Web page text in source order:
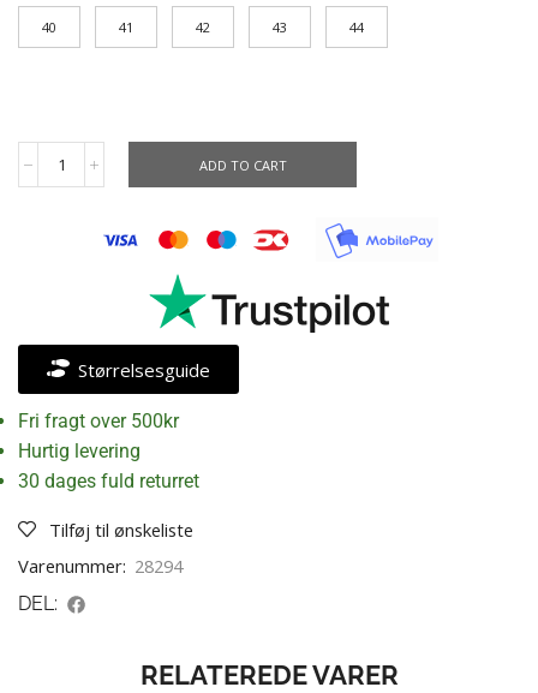
40 41 42 43 44
ADD TO CART
Størrelsesguide
Fri fragt over 500kr
Hurtig levering
30 dages fuld returret
Tilføj til ønskeliste
Varenummer: 28294
DEL:
RELATEREDE VARER